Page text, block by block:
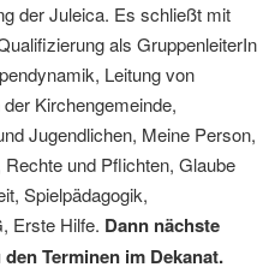
der Juleica. Es schließt mit
als GruppenleiterIn
Leitung von
Kirchengemeinde,
Jugendlichen, Meine Person,
und Pflichten, Glaube
Spielpädagogik,
Erste Hilfe. Dann nächste
Terminen im Dekanat.